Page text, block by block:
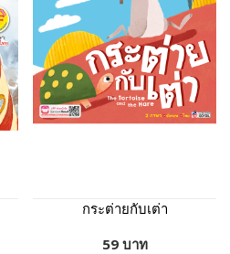
กระต่ายกับเต่า
59 บาท